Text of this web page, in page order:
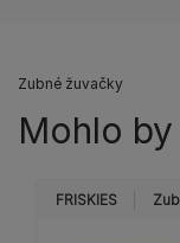
Zubné žuvačky
Mohlo
FRISKIES